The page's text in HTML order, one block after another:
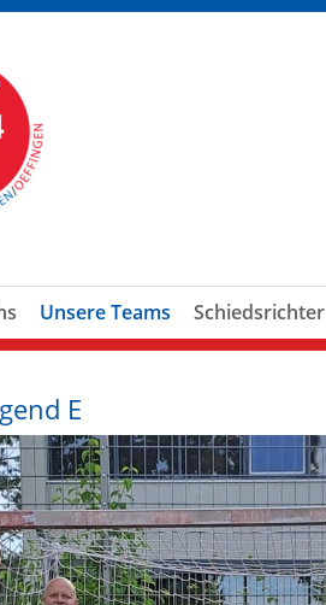
Unsere Teams Schiedsrichter
E